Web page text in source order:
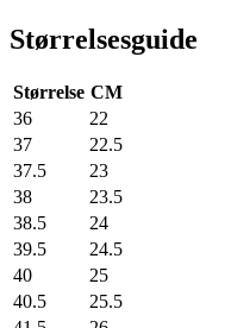
Størrelsesguide
Størrelse CM
36
22
37
22.5
37.5
23
38
23.5
38.5
24
39.5
24.5
40
25
40.5
25.5